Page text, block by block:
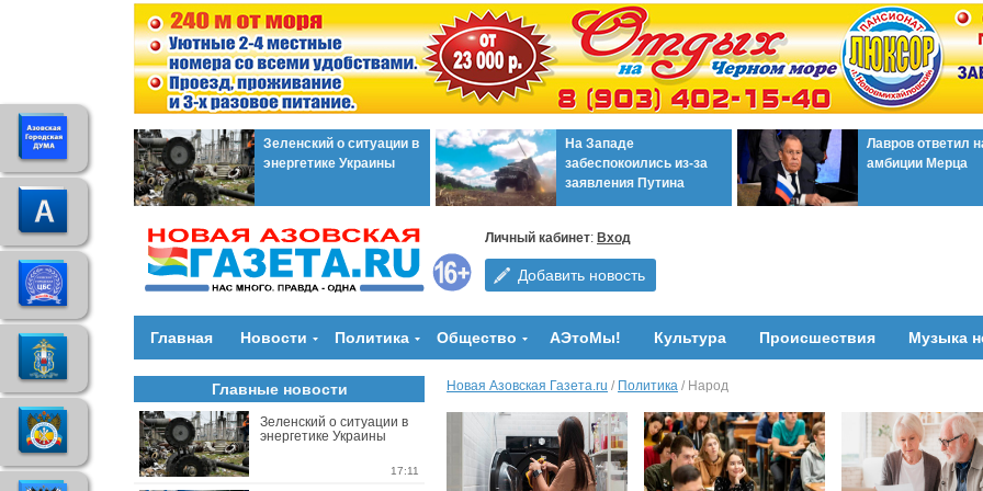
Зеленский о ситуации в
энергетике Украины
На Западе
забеспокоились из-за
заявления Путина
Лавров ответил
амбиции Мерца
Личный кабинет: Вход
Добавить новость
Главная Новости Политика Общество АЭтоМы! Культура Происшествия Музыка
Новая Азовская Газета.ru / Политика / Народ
Главные новости
Зеленский о ситуации в
энергетике Украины
17:11